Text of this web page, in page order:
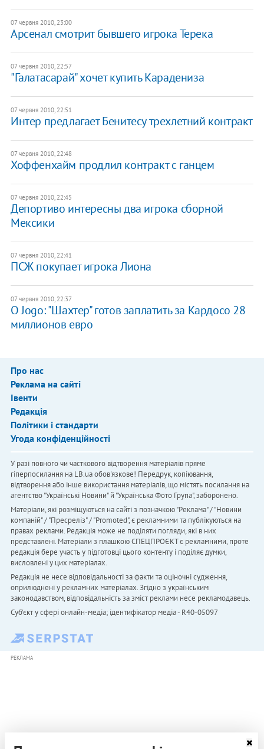
07 червня 2010, 23:00
Арсенал смотрит бывшего игрока Терека
07 червня 2010, 22:57
"Галатасарай" хочет купить Карадениза
07 червня 2010, 22:51
Интер предлагает Бенитесу трехлетний контракт
07 червня 2010, 22:48
Хоффенхайм продлил контракт с ганцем
07 червня 2010, 22:45
Депортиво интересны два игрока сборной
Мексики
07 червня 2010, 22:41
ПСЖ покупает игрока Лиона
07 червня 2010, 22:37
O Jogo: "Шахтер" готов заплатить за Кардосо 28
миллионов евро
Про нас
Реклама на сайті
Івенти
Редакція
Політики і стандарти
Угода конфіденційності
У разі повного чи часткового відтворення матеріалів пряме
гіперпосилання на LB.ua обов'язкове! Передрук, копіювання,
відтворення або інше використання матеріалів, що містять посилання на
агентство "Українськi Новини" й "Українська Фото Група", заборонено.
Матеріали, які розміщуються на сайті з позначкою "Реклама" / "Новини
компаній" / "Пресреліз" / "Promoted", є рекламними та публікуються на
правах реклами. Редакція може не поділяти погляди, які в них
представлені. Матеріали з плашкою СПЕЦПРОЄКТ є рекламними, проте
редакція бере участь у підготовці цього контенту і поділяє думки,
висловлені у цих матеріалах.
Редакція не несе відповідальності за факти та оціночні судження,
оприлюднені у рекламних матеріалах. Згідно з українським
законодавством, відповідальність за зміст реклами несе рекламодавець.
Cуб'єкт у сфері онлайн-медіа; ідентифікатор медіа - R40-05097
РЕКЛАМА